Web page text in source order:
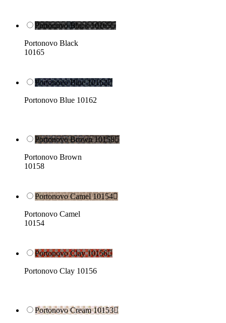
Portonovo Black 10165
Portonovo Black
10165
Portonovo Blue 10162
Portonovo Blue 10162
Portonovo Brown 10158
Portonovo Brown
10158
Portonovo Camel 10154
Portonovo Camel
10154
Portonovo Clay 10156
Portonovo Clay 10156
Portonovo Cream 10153